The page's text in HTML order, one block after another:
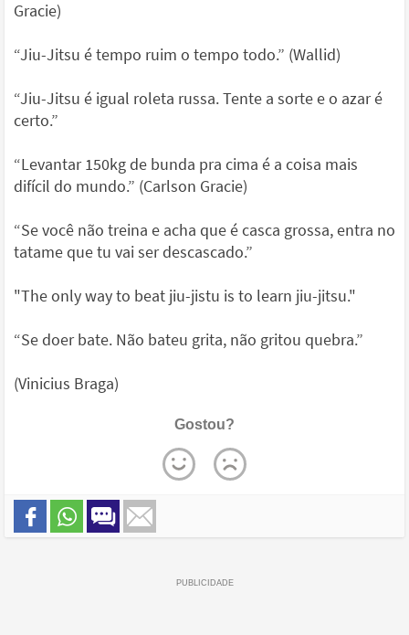
Gracie)
“Jiu-Jitsu é tempo ruim o tempo todo.” (Wallid)
“Jiu-Jitsu é igual roleta russa. Tente a sorte e o azar é
certo.”
“Levantar 150kg de bunda pra cima é a coisa mais
difícil do mundo.” (Carlson Gracie)
“Se você não treina e acha que é casca grossa, entra no
tatame que tu vai ser descascado.”
"The only way to beat jiu-jistu is to learn jiu-jitsu."
“Se doer bate. Não bateu grita, não gritou quebra.”
(Vinicius Braga)
Gostou?